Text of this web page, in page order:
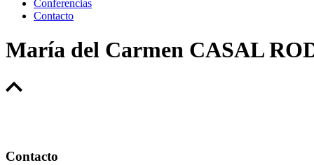
Conferencias
Contacto
María del Carmen CASAL
Contacto